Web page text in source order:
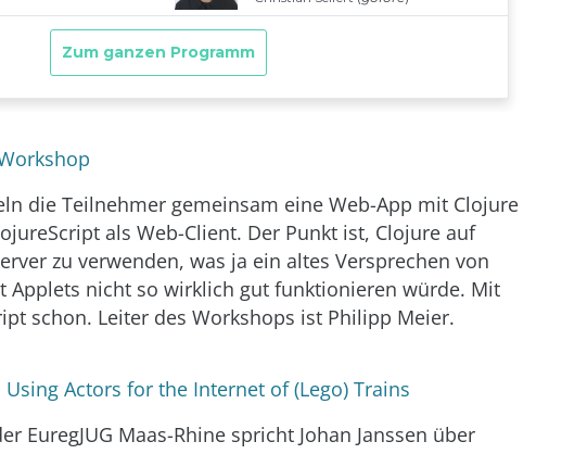
die Teilnehmer gemeinsam eine Web-App mit Clojure
als Web-Client. Der Punkt ist, Clojure auf
zu verwenden, was ja ein altes Versprechen von
Applets nicht so wirklich gut funktionieren würde. Mit
schon. Leiter des Workshops ist Philipp Meier.
Using Actors for the Internet of (Lego) Trains
EuregJUG Maas-Rhine spricht Johan Janssen über